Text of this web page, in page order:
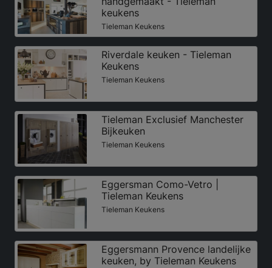
keukens
Tieleman Keukens
Riverdale keuken - Tieleman
Keukens
Tieleman Keukens
Tieleman Exclusief Manchester
Bijkeuken
Tieleman Keukens
Eggersman Como-Vetro |
Tieleman Keukens
Tieleman Keukens
Eggersmann Provence landelijke
keuken, by Tieleman Keukens